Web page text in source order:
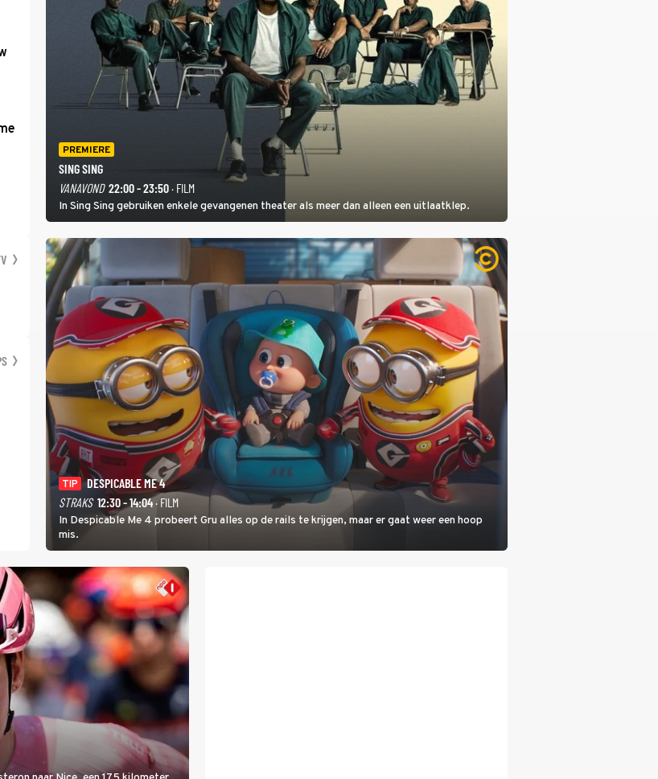
PREMIERE
SING SING
VANAVOND 22:00 - 23:50· FILM
In Sing Sing gebruiken enkele gevangenen theater als meer dan alleen een uitlaatklep.
TIP
DESPICABLE ME 4
STRAKS 12:30 - 14:04· FILM
In Despicable Me 4 probeert Gru alles op de rails te krijgen, maar er gaat weer een hoop
mis.